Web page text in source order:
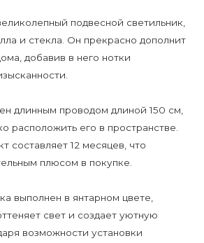
подвесной светильник,
и стекла. Он прекрасно дополнит
добавив в него нотки
длинным проводом длиной 150 см,
расположить его в пространстве.
составляет 12 месяцев, что
плюсом в покупке.
выполнен в янтарном цвете,
свет и создает уютную
возможности установки